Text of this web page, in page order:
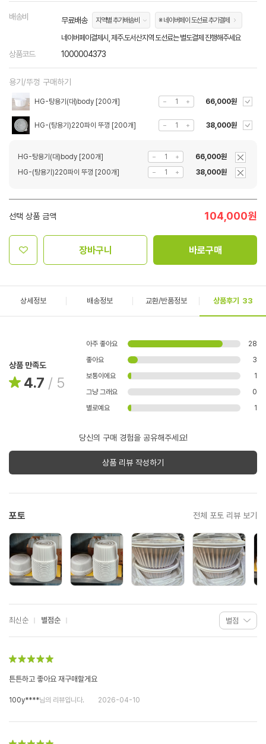
배송비 무료배송 지역별 추가배송비 ※ 네이버페이 도선료 추가결제
네이버페이결제시, 제주.도서산지역 도선료는 별도결제 진행해주세요
상품코드 1000004373
용기/뚜껑 구매하기
HG-탕용기(대)body [200개] 66,000원
HG-(탕용기)220파이 뚜껑 [200개] 38,000원
HG-탕용기(대)body [200개]
66,000원
HG-(탕용기)220파이 뚜껑 [200개]
38,000원
선택 상품 금액 104,000원
장바구니 바로구매
상세정보 배송정보 교환/반품정보 상품후기 33
상품 만족도
4.7 / 5
아주 좋아요
28
좋아요
3
보통이에요
1
그냥 그래요
0
별로예요
1
당신의 구매 경험을 공유해주세요!
상품 리뷰 작성하기
포토 전체 포토 리뷰 보기
최신순 별점순
튼튼하고 좋아요 재구매할게요
100y****님의 리뷰입니다. 2026-04-10